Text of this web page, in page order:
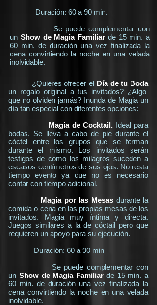
Duración: 60 a 90 min.
Se puede complementar con
un Show de Magia Familiar de 15 min. a
60 min. de duración una vez finalizada la
cena convirtiendo la noche en una velada
inolvidable.
¿Quieres ofrecer el Día de tu Boda
un regalo original a tus invitados? ¿Algo
que no olviden jamás? Inunda de Magia un
día tan especial con diferentes opciones:
Magia de Cocktail. Ideal para
bodas. Se lleva a cabo de pie durante el
cóctel entre los grupos que se forman
durante el mismo. Los invitados serán
testigos de como los milagros suceden a
escasos centímetros de sus ojos. No resta
tiempo evento ya que no es necesario
contar con tiempo adicional.
Magia por las Mesas durante la
comida o cena en las propias mesas de los
invitados. Magia muy íntima y directa.
Juegos similares a la de cóctail pero que
requieren un apoyo para su ejecución.
Duración: 60 a 90 min.
Se puede complementar con
un Show de Magia Familiar de 15 min. a
60 min. de duración una vez finalizada la
cena convirtiendo la noche en una velada
inolvidable.